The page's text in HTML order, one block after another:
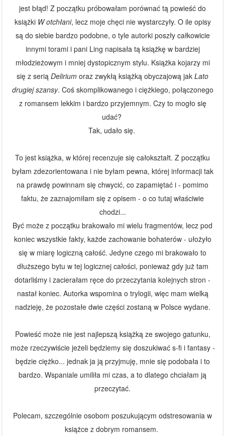
jest błąd! Z początku próbowałam porównać tą powieść do
książki W otchłani, lecz moje chęci nie wystarczyły. O ile opisy
są do siebie bardzo podobne, o tyle autorki poszły całkowicie
innymi torami i pani Ling napisała tą książkę w bardziej
młodzieżowym i mniej dystopicznym stylu. Książka kojarzy mi
się z serią Delirium oraz zwykłą książką obyczajową jak Lato
drugiej szansy. Coś skomplikowanego i ciężkiego, połączonego
z romansem lekkim i bardzo przyjemnym. Czy to mogło się
udać?
Tak, udało się.
To jest książka, w której recenzuje się całokształt. Z początku
byłam zdezorientowana i nie byłam pewna, której informacji tak
na prawdę powinnam się chwycić, co zapamiętać i - pomimo
faktu, że zaznajomiłam się z opisem - o co tutaj właściwie
chodzi...
Być może z początku brakowało mi wielu fragmentów, lecz pod
koniec wszystkie fakty, każde zachowanie bohaterów - ułożyło
się w miarę logiczną całość. Jedyne czego mi brakowało to
dłuższego bytu w tej logicznej całości, ponieważ gdy już tam
dotarliśmy i zacierałam ręce do przeczytania kolejnych stron -
nastał koniec. Autorka wspomina o trylogii, więc mam wielką
nadzieję, że pozostałe dwie części zostaną w Polsce wydane.
Powieść może nie jest najlepszą książką ze swojego gatunku,
może rzeczywiście jeżeli będziemy się doszukiwać s-fi i fantasy -
będzie ciężko... jednak ja ją przyjmuję, mnie się podobała i to
bardzo. Wspaniale umiliła mi czas, a to dlatego chciałam ją
przeczytać.
Polecam, szczególnie osobom poszukującym odstresowania w
książce z dobrym romansem.